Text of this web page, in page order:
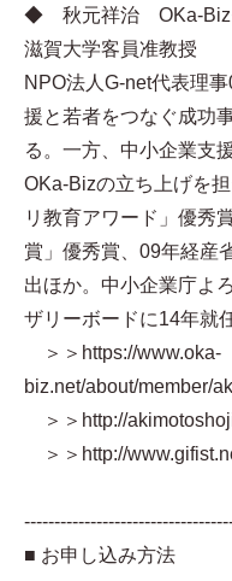
◆ 秋元祥治 OKa-Biz
滋賀大学客員准教授
NPO法人G-net代表理
援と若者をつなぐ成功
る。一方、中小企業支
OKa-Bizの立ち上げを
リ教育アワード」優秀
賞」優秀賞、09年経産
出ほか。中小企業庁よ
ザリーボードに14年就
＞＞https://www.oka-
biz.net/about/member/
＞＞http://
＞＞http://
■ お申し込み方法